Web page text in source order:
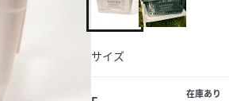
サイズ
在庫あり